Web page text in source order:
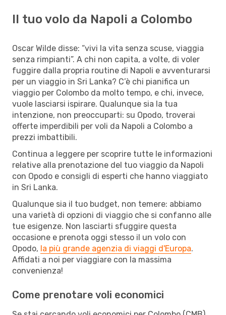
Il tuo volo da Napoli a Colombo
Oscar Wilde disse: “vivi la vita senza scuse, viaggia
senza rimpianti”. A chi non capita, a volte, di voler
fuggire dalla propria routine di Napoli e avventurarsi
per un viaggio in Sri Lanka? C’è chi pianifica un
viaggio per Colombo da molto tempo, e chi, invece,
vuole lasciarsi ispirare. Qualunque sia la tua
intenzione, non preoccuparti: su Opodo, troverai
offerte imperdibili per voli da Napoli a Colombo a
prezzi imbattibili.
Continua a leggere per scoprire tutte le informazioni
relative alla prenotazione del tuo viaggio da Napoli
con Opodo e consigli di esperti che hanno viaggiato
in Sri Lanka.
Qualunque sia il tuo budget, non temere: abbiamo
una varietà di opzioni di viaggio che si confanno alle
tue esigenze. Non lasciarti sfuggire questa
occasione e prenota oggi stesso il un volo con
Opodo, la più grande agenzia di viaggi d'Europa.
Affidati a noi per viaggiare con la massima
convenienza!
Come prenotare voli economici